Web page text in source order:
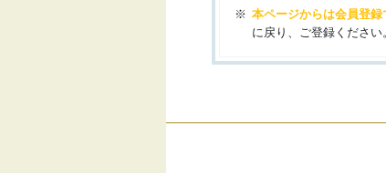
本ページからは会員登
に戻り、ご登録ください